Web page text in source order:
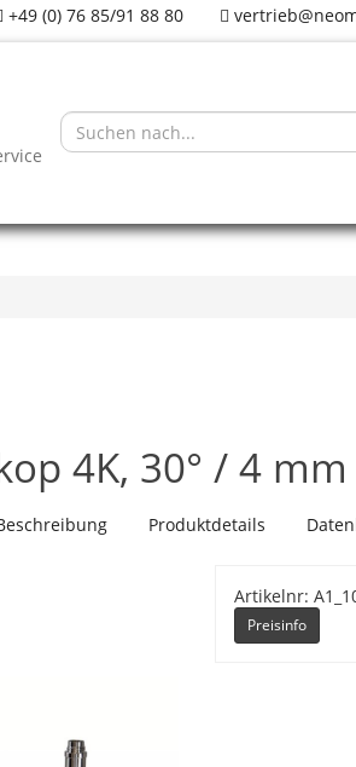
+49 (0) 76 85/91 88 80
4K, 30° / 4
Produktdetails
Artikelnr:
Preisinfo